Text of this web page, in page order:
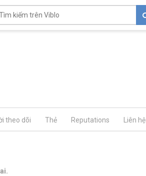
theo dõi Thẻ Reputations Liên hệ